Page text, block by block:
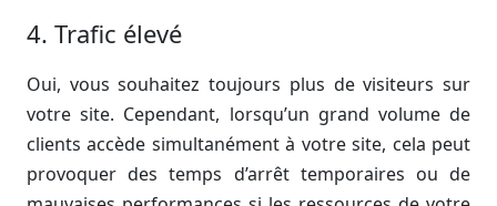
4. Trafic élevé
Oui, vous souhaitez toujours plus de visiteurs sur
votre site. Cependant, lorsqu’un grand volume de
clients accède simultanément à votre site, cela peut
provoquer des temps d’arrêt temporaires ou de